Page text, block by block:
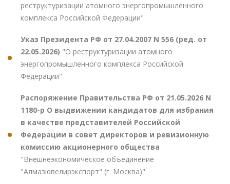
реструктуризации атомного энергопромышленного
комплекса Российской Федерации"
Указ Президента РФ от 27.04.2007 N 556 (ред. от
22.05.2026) "О реструктуризации атомного
энергопромышленного комплекса Российской
Федерации"
Распоряжение Правительства РФ от 21.05.2026 N
1180-р О выдвижении кандидатов для избрания
в качестве представителей Российской
Федерации в совет директоров и ревизионную
комиссию акционерного общества
"Внешнеэкономическое объединение
"Алмазювелирэкспорт" (г. Москва)"